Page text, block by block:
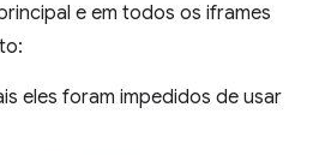
e em todos os iframes
eles foram impedidos de usar